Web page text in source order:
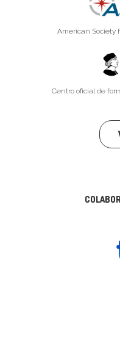
American Society
Centro oficial de